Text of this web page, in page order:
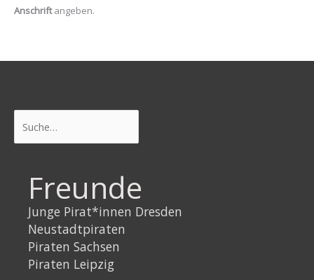
Anschriftangeben.
Freunde
Junge Pirat*innen Dresden
Neustadtpiraten
Piraten Sachsen
Piraten Leipzig